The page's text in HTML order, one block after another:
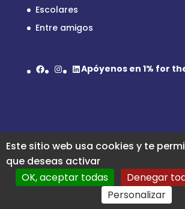
Escolares
Entre amigos
Facebook Instagram LinkedIn Apóyenos en 1% for
Diseñado porElegant Themes |
porWordPress
Este sitio web usa cookies y te
que deseas activar
OK, aceptar todas
Denegar
Personalizar